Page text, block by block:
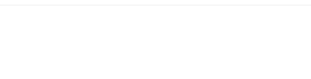
dalla casa funeraria Athesis in via rodigina nord 52, Vigo di Legnago.